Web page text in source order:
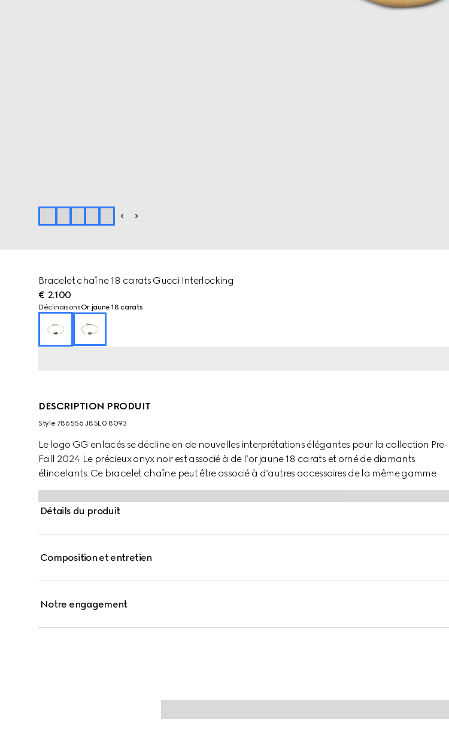
Bracelet chaîne 18 carats Gucci Interlocking
€ 2.100
DéclinaisonsOr jaune 18 carats
DESCRIPTION PRODUIT
Style ‎786556 J85L0 8093
Le logo GG enlacés se décline en de nouvelles interprétations élégantes pour la collection Pre-
Fall 2024. Le précieux onyx noir est associé à de l’or jaune 18 carats et orné de diamants
étincelants. Ce bracelet chaîne peut être associé à d’autres accessoires de la même gamme.
Détails du produit
Composition et entretien
Notre engagement